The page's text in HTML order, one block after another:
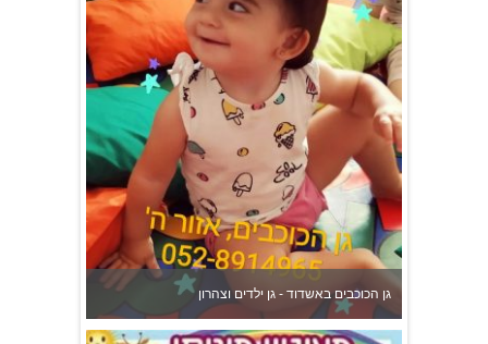
גן הכוכבים באשדוד - גן ילדים וצהרון